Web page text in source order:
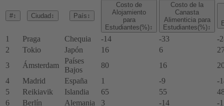
#↕ Ciudad ↕ País ↕
Costo de
Alojamiento
para
Estudiantes(%)↕
Costo de la
Canasta
Alimenticia para
Estudiantes(%)↕
1 Praga Chequia -14 -33
-
2
Tokio Japón 16 6
3
Ámsterdam
Países
Bajos
80 16
4
Madrid España 1 -9
-
5
Reikiavik Islandia 65 55
6
Berlín Alemania 3 -14
-1